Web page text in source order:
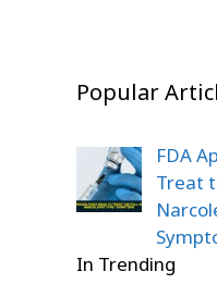
Popular
FDA
Treat
In Trending